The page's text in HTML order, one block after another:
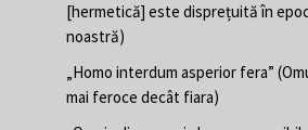
[hermetică] este disprețuită în
noastră)
„Homo interdum asperior fera”
mai feroce decât fiara)